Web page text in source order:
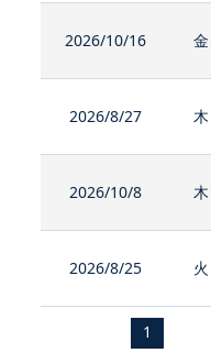
2026/10/16 金
2026/8/27 木
2026/10/8 木
2026/8/25 火
1